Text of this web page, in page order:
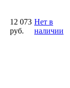
12 073
руб.
Нет в
наличии